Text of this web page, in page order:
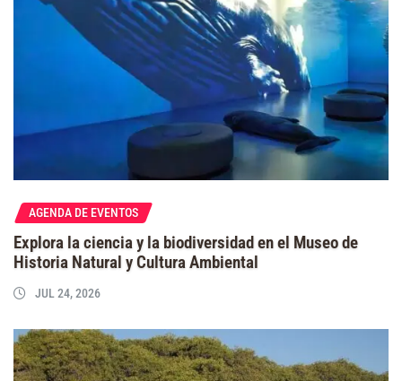
AGENDA DE EVENTOS
Explora la ciencia y la biodiversidad en el Museo de
Historia Natural y Cultura Ambiental
JUL 24, 2026